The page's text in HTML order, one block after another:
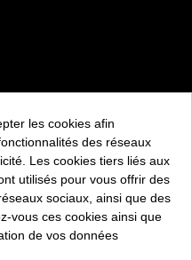
S’ABONNER
moment. Vous trouverez
dans les conditions
SUR LES RÉSEAUX
les cookies afin
des réseaux
Les cookies tiers liés aux
utilisés pour vous offrir des
sociaux, ainsi que des
vous ces cookies ainsi que
de vos données